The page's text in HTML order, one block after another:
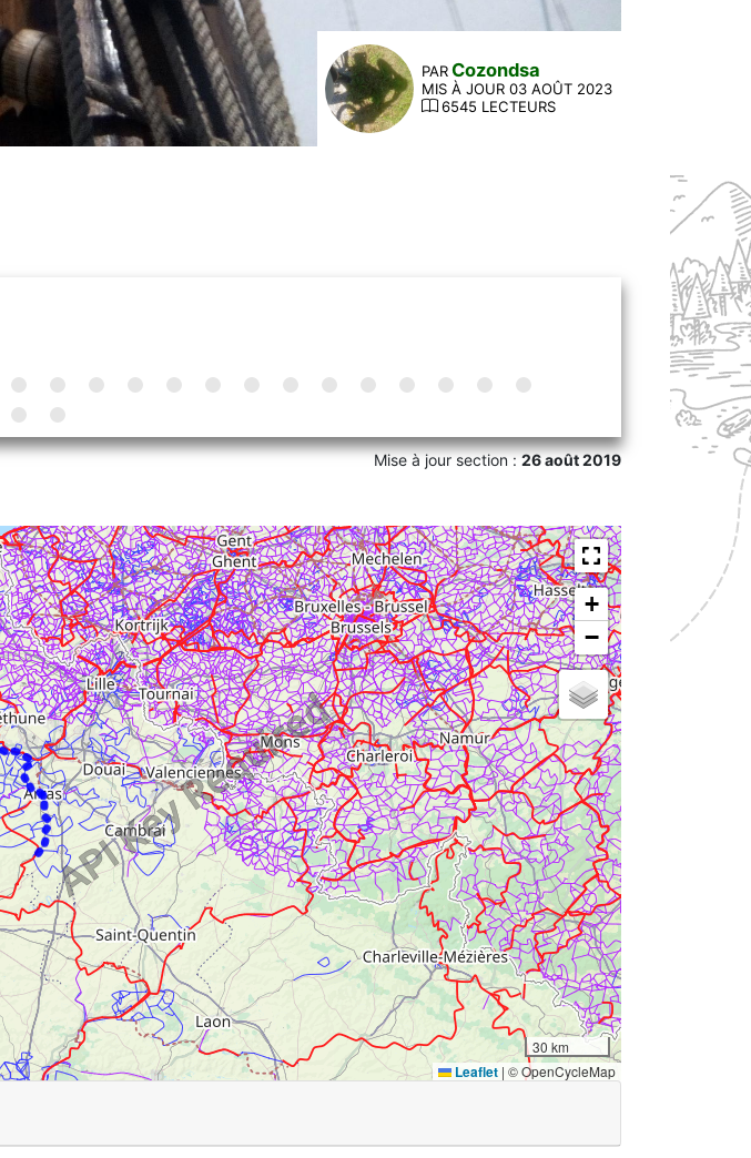
PAR Cozondsa
MIS À JOUR 03 AOÛT 2023
6545 LECTEURS
Mise à jour section :26 août 2019
+
−
30 km
Leaflet | © OpenCycleMap